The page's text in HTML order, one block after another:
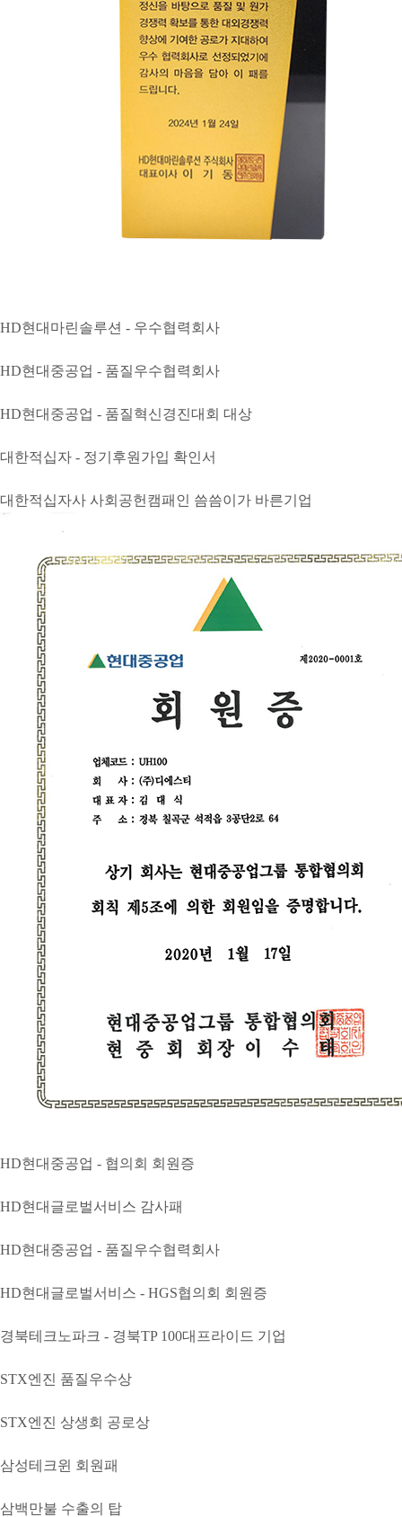
HD현대마린솔루션 - 우수협력회사
HD현대중공업 - 품질우수협력회사
HD현대중공업 - 품질혁신경진대회 대상
대한적십자 - 정기후원가입 확인서
대한적십자사 사회공헌캠패인 씀씀이가 바른기업
HD현대중공업 - 협의회 회원증
HD현대글로벌서비스 감사패
HD현대중공업 - 품질우수협력회사
HD현대글로벌서비스 - HGS협의회 회원증
경북테크노파크 - 경북TP 100대프라이드 기업
STX엔진 품질우수상
STX엔진 상생회 공로상
삼성테크윈 회원패
삼백만불 수출의 탑